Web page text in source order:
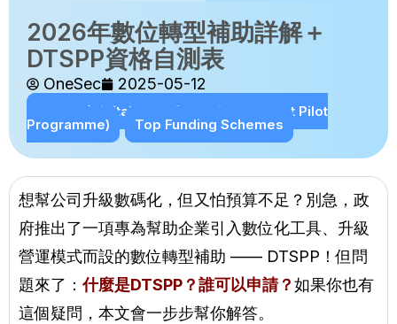
2026年數位轉型補助詳解＋
DTSPP資格自測表
OneSec 2025-05-12
DTSPP (Digital Transformation Support Pilot
Programme) Top Funding Schemes
想幫公司升級數碼化，但又怕預算不足？別急，政
府推出了一項專為幫助企業引入數位化工具、升級
營運模式而設的數位轉型補助 —— DTSPP！但問
題來了：什麼是DTSPP？誰可以申請？如果你也有
這個疑問，本文會一步步幫你解答。